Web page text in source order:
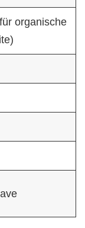
organische